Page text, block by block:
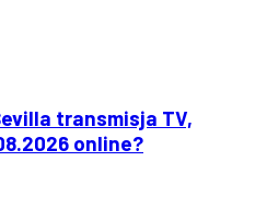
transmisja TV,
online?